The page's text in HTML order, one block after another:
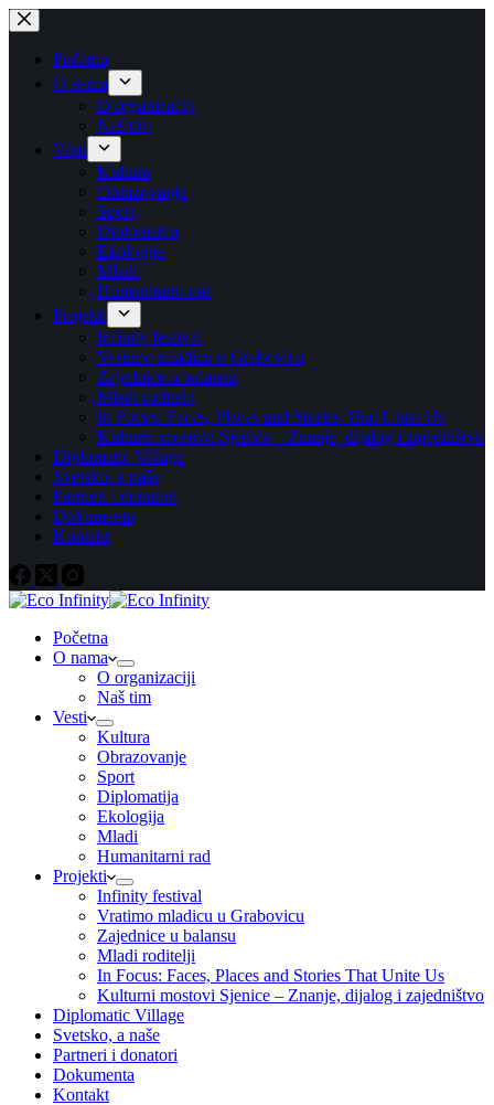
Skip
to
contentPočetna
O nama
O organizaciji
Naš tim
Vesti
Kultura
Obrazovanje
Sport
Diplomatija
Ekologija
Mladi
Humanitarni rad
Projekti
Infinity festival
Vratimo mladicu u Grabovicu
Zajednice u balansu
Mladi roditelji
In Focus: Faces, Places and Stories That Unite Us
Kulturni mostovi Sjenice – Znanje, dijalog i zajedništvo
Diplomatic Village
Svetsko, a naše
Partneri i donatori
Dokumenta
Kontakt
Početna
O nama
O organizaciji
Naš tim
Vesti
Kultura
Obrazovanje
Sport
Diplomatija
Ekologija
Mladi
Humanitarni rad
Projekti
Infinity festival
Vratimo mladicu u Grabovicu
Zajednice u balansu
Mladi roditelji
In Focus: Faces, Places and Stories That Unite Us
Kulturni mostovi Sjenice – Znanje, dijalog i zajedništvo
Diplomatic Village
Svetsko, a naše
Partneri i donatori
Dokumenta
Kontakt